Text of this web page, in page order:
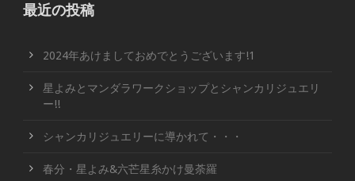
最近の投稿
2024年あけましておめでとうございます!1
星よみとマンダラワークショップとシャンカリジュエリ
ー!!
シャンカリジュエリーに導かれて・・・
春分・星よみ&六芒星糸かけ曼荼羅